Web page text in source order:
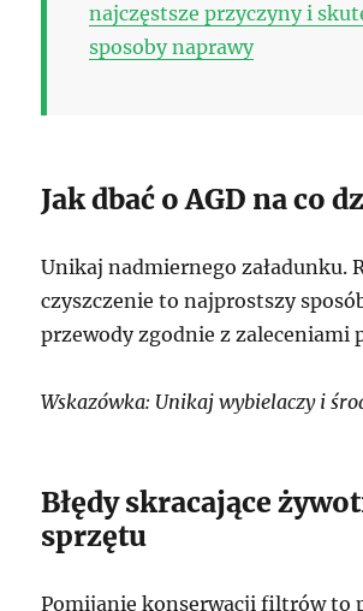
najczęstsze przyczyny i
sposoby naprawy
Jak dbać o AGD na co
Unikaj nadmiernego załadunku.
czyszczenie to najprostszy
przewody zgodnie z zaleceniami
Wskazówka: Unikaj wybielaczy i
Błędy skracające
sprzętu
Pomijanie konserwacji filtrów to